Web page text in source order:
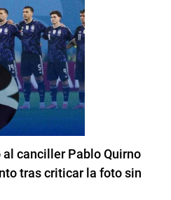
canciller Pablo Quirno
tras criticar la foto sin